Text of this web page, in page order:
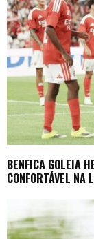
BENFICA GOLEIA
CONFORTÁVEL NA